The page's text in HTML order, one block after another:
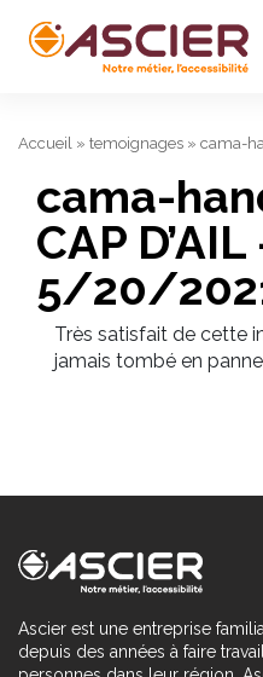
Accueil » temoignages » cama-
cama-
CAP D’AIL
5/20/
Très satisfait de cette
jamais tombé en
Ascier est une entreprise
depuis des années à faire